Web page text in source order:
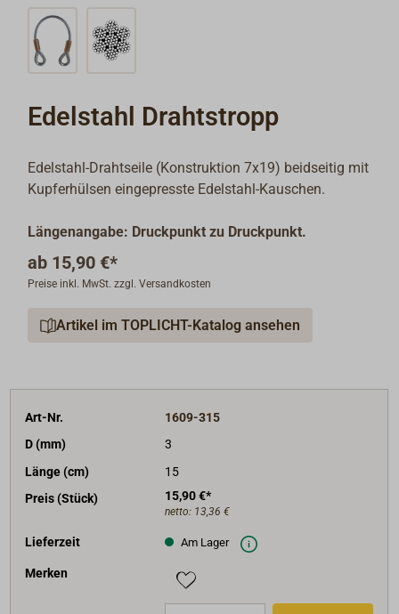
Edelstahl Drahtstropp
Edelstahl-Drahtseile (Konstruktion 7x19) beidseitig mit
Kupferhülsen eingepresste Edelstahl-Kauschen.
Längenangabe: Druckpunkt zu Druckpunkt.
ab 15,90 €*
Preise inkl. MwSt. zzgl. Versandkosten
Artikel im TOPLICHT-Katalog ansehen
Art-Nr.
1609-315
D (mm)
3
Länge (cm)
15
Preis (Stück)
15,90 €*
netto: 13,36 €
Lieferzeit Am Lager
Merken